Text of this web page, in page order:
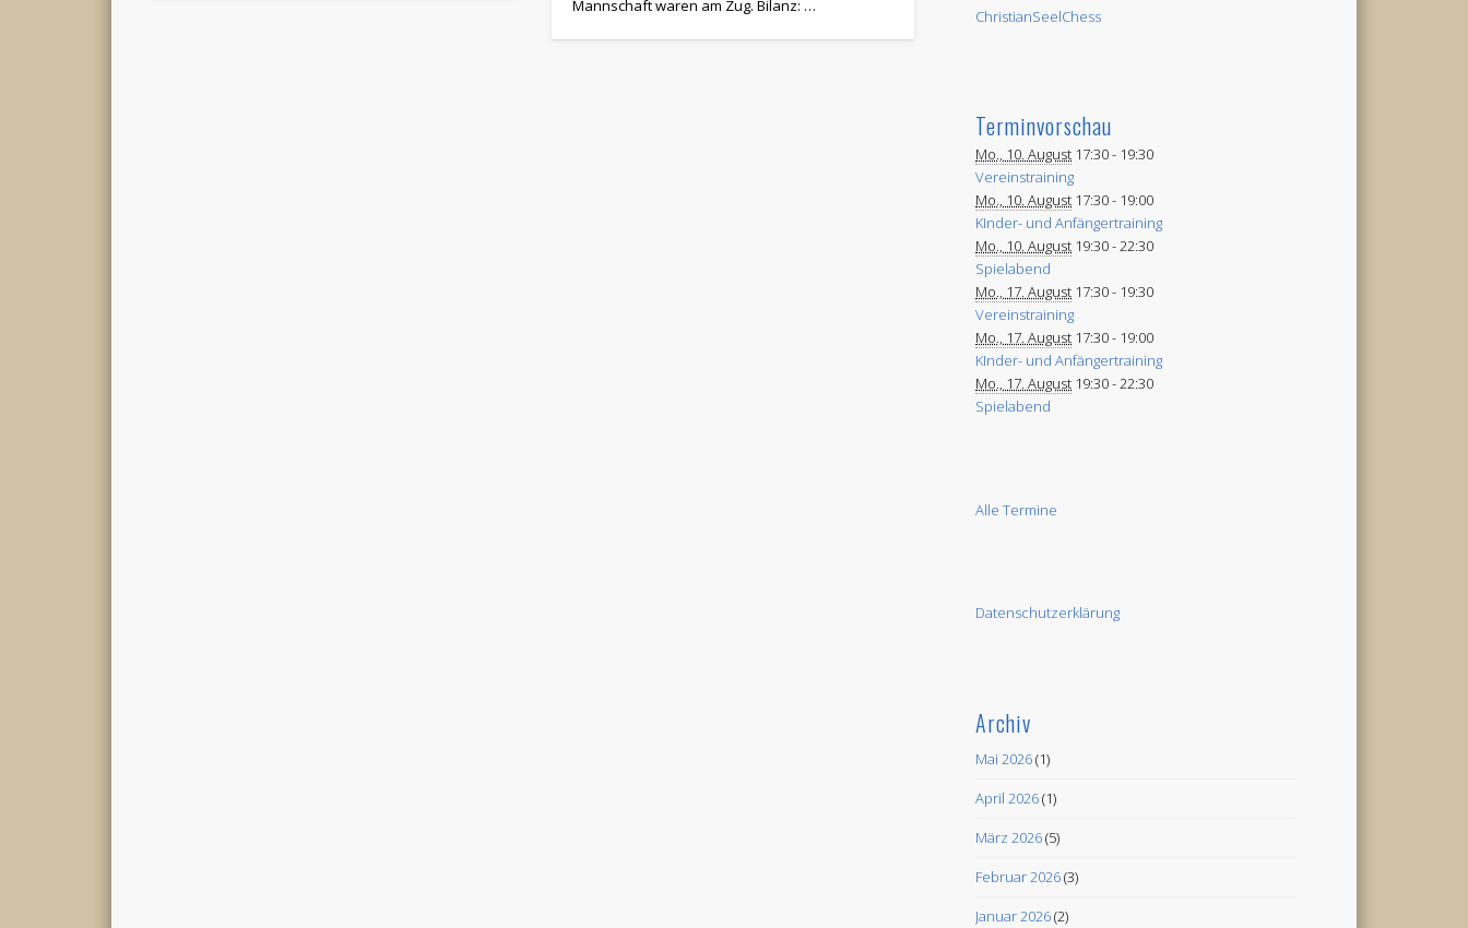
Mannschaft waren am Zug. Bilanz: …
ChristianSeelChess
Terminvorschau
Mo., 10. August 17:30 - 19:30
Vereinstraining
Mo., 10. August 17:30 - 19:00
KInder- und Anfängertraining
Mo., 10. August 19:30 -22:30
Spielabend
Mo., 17. August 17:30 - 19:30
Vereinstraining
Mo., 17. August 17:30 - 19:00
KInder- und Anfängertraining
Mo., 17. August 19:30 -22:30
Spielabend
Alle Termine
Datenschutzerklärung
Archiv
Mai 2026(1)
April 2026(1)
März 2026(5)
Februar 2026(3)
Januar 2026(2)